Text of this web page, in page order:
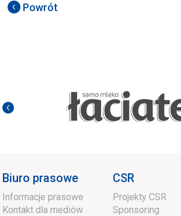
Powrót
Biuro prasowe
Informacje prasowe
Kontakt dla mediów
CSR
Projekty CSR
Sponsoring